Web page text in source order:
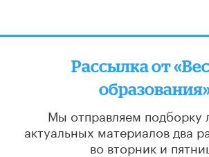
Рассылка от
Мы отправляем подборку
актуальных материалов два
во вторник и